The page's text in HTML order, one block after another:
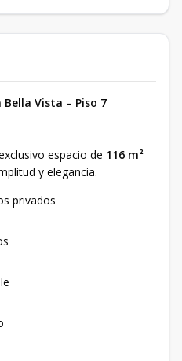
Vista – Piso 7
espacio de 116 m²
y elegancia.
privados